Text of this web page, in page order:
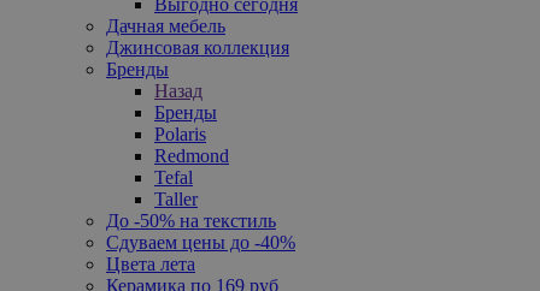
Дачная мебель
Джинсовая коллекция
Бренды
Назад
Бренды
Polaris
Redmond
Tefal
Taller
До -50% на текстиль
Сдуваем цены до -40%
Цвета лета
Керамика по 169 руб